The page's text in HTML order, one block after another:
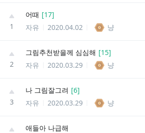
1
어때 [17]
자유
2020.04.02 냥
2
그림추천받을께 심심해 [15]
자유
2020.03.29 냥
3
나 그림잘그려 [6]
자유
2020.03.29 냥
애들아 나급해